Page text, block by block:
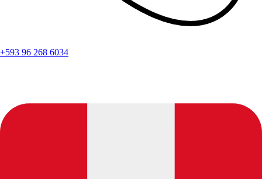
+593 96 268 6034